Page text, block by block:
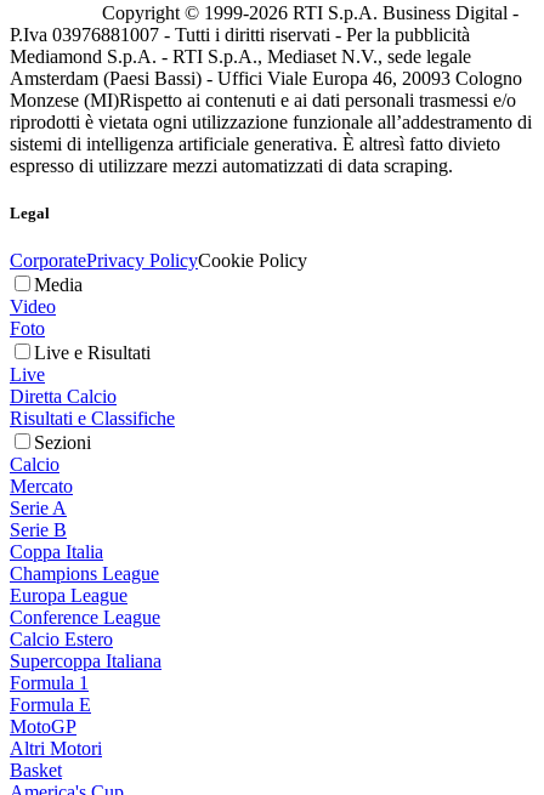
Copyright © 1999-2026 RTI S.p.A. Business Digital -
P.Iva 03976881007 - Tutti i diritti riservati - Per la pubblicità
Mediamond S.p.A. - RTI S.p.A., Mediaset N.V., sede legale
Amsterdam (Paesi Bassi) - Uffici Viale Europa 46, 20093 Cologno
Monzese (MI)Rispetto ai contenuti e ai dati personali trasmessi e/o
riprodotti è vietata ogni utilizzazione funzionale all’addestramento di
sistemi di intelligenza artificiale generativa. È altresì fatto divieto
espresso di utilizzare mezzi automatizzati di data scraping.
Legal
CorporatePrivacy PolicyCookie Policy
Media
Video
Foto
Live e Risultati
Live
Diretta Calcio
Risultati e Classifiche
Sezioni
Calcio
Mercato
Serie A
Serie B
Coppa Italia
Champions League
Europa League
Conference League
Calcio Estero
Supercoppa Italiana
Formula 1
Formula E
MotoGP
Altri Motori
Basket